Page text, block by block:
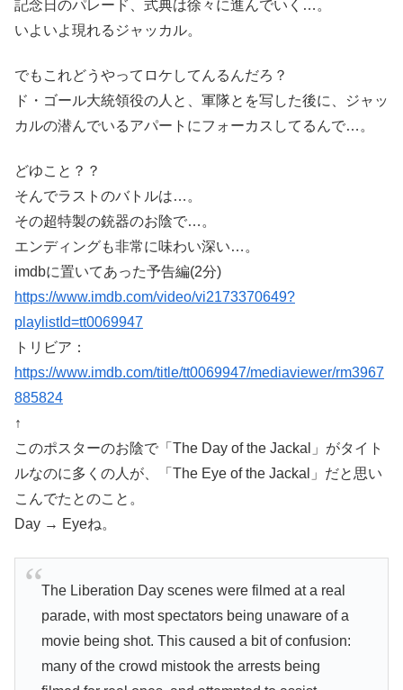
記念日のパレード、式典は徐々に進んでいく…。
いよいよ現れるジャッカル。
でもこれどうやってロケしてんるんだろ？
ド・ゴール大統領役の人と、軍隊とを写した後に、ジャッ
カルの潜んでいるアパートにフォーカスしてるんで…。
どゆこと？？
そんでラストのバトルは…。
その超特製の銃器のお陰で…。
エンディングも非常に味わい深い…。
imdbに置いてあった予告編(2分)
https://www.imdb.com/video/vi2173370649?
playlistId=tt0069947
トリビア：
https://www.imdb.com/title/tt0069947/mediaviewer/rm3967
885824
↑
このポスターのお陰で「The Day of the Jackal」がタイト
ルなのに多くの人が、「The Eye of the Jackal」だと思い
こんでたとのこと。
Day → Eyeね。
The Liberation Day scenes were filmed at a real
parade, with most spectators being unaware of a
movie being shot. This caused a bit of confusion:
many of the crowd mistook the arrests being